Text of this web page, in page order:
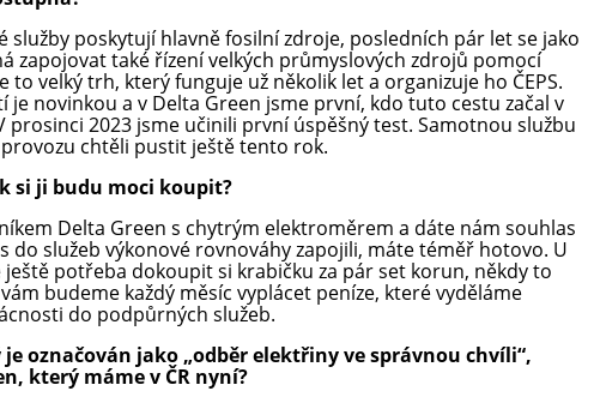
služby poskytují hlavně fosilní zdroje, posledních pár let se jako
zapojovat také řízení velkých průmyslových zdrojů pomocí
to velký trh, který funguje už několik let a organizuje ho ČEPS.
je novinkou a v Delta Green jsme první, kdo tuto cestu začal v
prosinci 2023 jsme učinili první úspěšný test. Samotnou službu
chtěli pustit ještě tento rok.
si ji budu moci koupit?
Delta Green s chytrým elektroměrem a dáte nám souhlas
do služeb výkonové rovnováhy zapojili, máte téměř hotovo. U
ještě potřeba dokoupit si krabičku za pár set korun, někdy to
budeme každý měsíc vyplácet peníze, které vyděláme
do podpůrných služeb.
označován jako „odběr elektřiny ve správnou chvíli“,
který máme v ČR nyní?